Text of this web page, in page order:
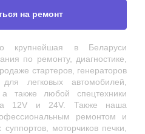
на ремонт
в Беларуси
по ремонту, диагностике,
стартеров, генераторов
легковых автомобилей,
а также любой спецтехники
12V и 24V. Также наша
ремонтом и
моторчиков печки,